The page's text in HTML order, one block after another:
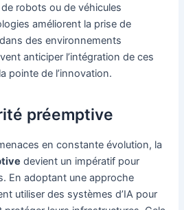
de robots ou de véhicules
améliorent la prise de
des environnements
anticiper l’intégration de ces
pointe de l’innovation.
préemptive
en constante évolution, la
devient un impératif pour
En adoptant une approche
utiliser des systèmes d’IA pour